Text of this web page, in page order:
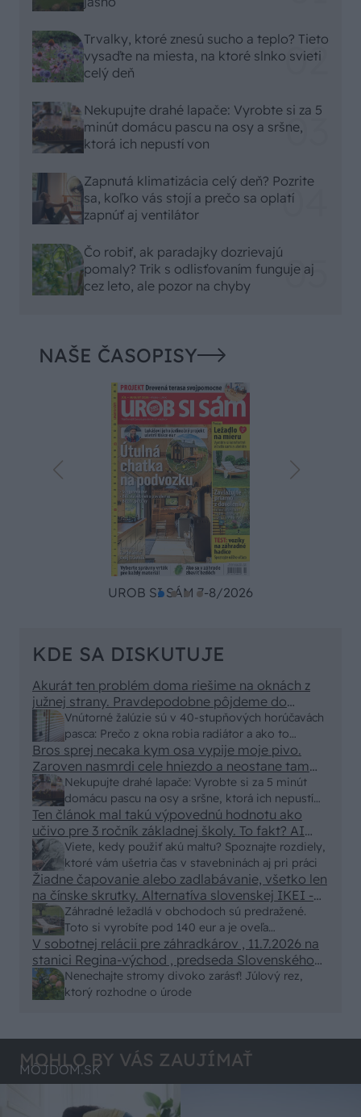
Trvalky, ktoré znesú sucho a teplo? Tieto
vysaďte na miesta, na ktoré slnko svieti
celý deň
Nekupujte drahé lapače: Vyrobte si za 5
minút domácu pascu na osy a sršne,
ktorá ich nepustí von
Zapnutá klimatizácia celý deň? Pozrite
sa, koľko vás stojí a prečo sa oplatí
zapnúť aj ventilátor
Čo robiť, ak paradajky dozrievajú
pomaly? Trik s odlisťovaním funguje aj
cez leto, ale pozor na chyby
NAŠE ČASOPISY
UROB SI SÁM 7-8/2026
KDE SA DISKUTUJE
Vnútorné žalúzie sú v 40-stupňových horúčavách
pasca: Prečo z okna robia radiátor a ako to
vyriešiť za pár eur?
Akurát ten problém doma riešime na oknách z
južnej strany. Pravdepodobne pôjdeme do
vonkajšieho tienenia na spôsob markízy
250x150cm. Čínsky predajcovia idú okolo 100
eur kus.
Nekupujte drahé lapače: Vyrobte si za 5 minút
domácu pascu na osy a sršne, ktorá ich nepustí
von
Bros sprej necaka kym osa vypije moje pivo.
Zaroven nasmrdi cele hniezdo a neostane tam
nic zive. Vasa pasca naucinke moc efektivne.
Skor pritiahne slimaky
Viete, kedy použiť akú maltu? Spoznajte rozdiely,
ktoré vám ušetria čas v stavebninách aj pri práci
Ten článok mal takú výpovednú hodnotu ako
učivo pre 3 ročník základnej školy. To fakt? AI
alebo nejaka kniha z VŠ? Dnešné rychlotvrdnuce
malty - pevnosť 40 Mpa a doba schnutia tak 15
minut , k tomu vodotesné s kryštálikou. A rozdiel
- schnutie a zretie. Nič?
Záhradné ležadlá v obchodoch sú predražené.
Toto si vyrobíte pod 140 eur a je oveľa
pohodlnejšie!
Žiadne čapovanie alebo zadlabávanie, všetko len
na čínske skrutky. Alternatíva slovenskej IKEI -
čo sa týka pevnosti. Autor si nedal veľa námahy s
remeselným spracovaním, škoda. No lepšie než
ten odpad z DTD predávaný v Kauflande alebo
Lídli.
Nenechajte stromy divoko zarásť! Júlový rez,
ktorý rozhodne o úrode
V sobotnej relácii pre záhradkárov , 11.7.2026 na
stanici Regina-východ , predseda Slovenského
zväzu záhradkárov pán Jakubech tvrdil, že to, že
vlky sú neproduktívne , nie je pravda. Aj vlky je
MOHLO BY VÁS ZAUJÍMAŤ
MÔJDOM.SK